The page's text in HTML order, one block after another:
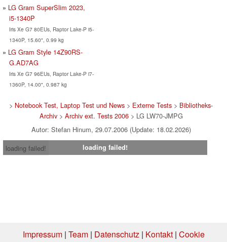
LG Gram SuperSlim 2023,
i5-1340P
Iris Xe G7 80EUs, Raptor Lake-P i5-
1340P, 15.60", 0.99 kg
LG Gram Style 14Z90RS-
G.AD7AG
Iris Xe G7 96EUs, Raptor Lake-P i7-
1360P, 14.00", 0.987 kg
> Notebook Test, Laptop Test und News > Externe Tests > Bibliotheks-
Archiv> Archiv ext. Tests 2006> LG LW70-JMPG
Autor: Stefan Hinum, 29.07.2006 (Update: 18.02.2026)
loading failed!
loading failed!
Impressum| Team| Datenschutz| Kontakt| Cookie